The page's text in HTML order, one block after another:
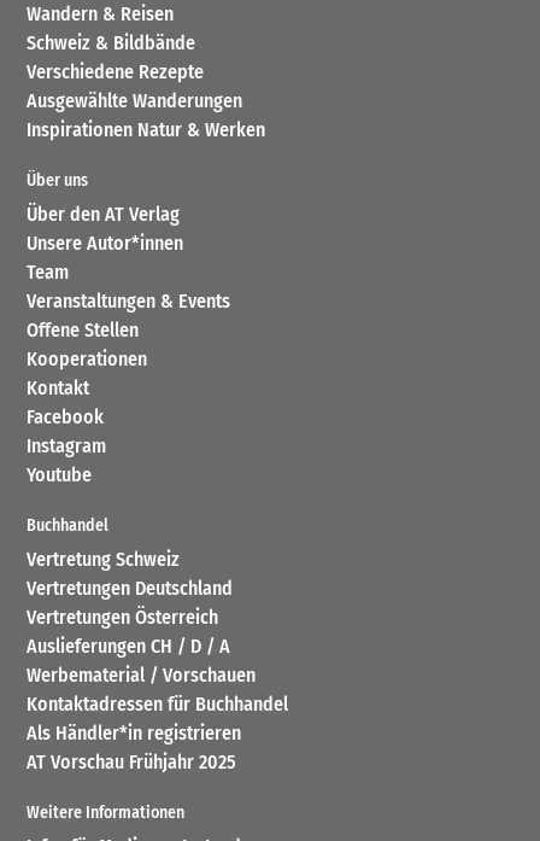
Wandern & Reisen
Schweiz & Bildbände
Verschiedene Rezepte
Ausgewählte Wanderungen
Inspirationen Natur & Werken
Über uns
Über den AT Verlag
Unsere Autor*innen
Team
Veranstaltungen & Events
Offene Stellen
Kooperationen
Kontakt
Facebook
Instagram
Youtube
Buchhandel
Vertretung Schweiz
Vertretungen Deutschland
Vertretungen Österreich
Auslieferungen CH / D / A
Werbematerial / Vorschauen
Kontaktadressen für Buchhandel
Als Händler*in registrieren
AT Vorschau Frühjahr 2025
Weitere Informationen